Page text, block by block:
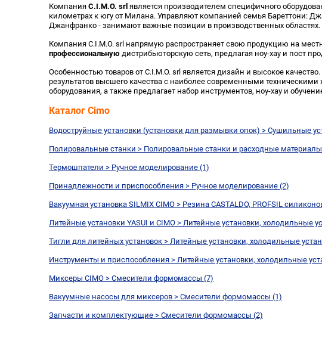
Компания C.I.M.O. srl является производителем специфичного
километрах к югу от Милана. Управляют компанией семья Бареттони:
Джанфранко - занимают важные позиции в производственных областях.
Компания C.I.M.O. srl напрямую распространяет свою продукцию на
профессиональную дистрибьюторскую сеть, предлагая ноу-хау и пост
Особенностью товаров от C.I.M.O. srl является дизайн и высокое качество.
результатов высшего качества с наиболее современными
оборудования, а также предлагает набор инструментов, ноу-хау и
Каталог Cimo
Водоструйные установки (установки для размывки опок) > Сушильные
Полировальные станки > Полировальные станки и расходные
Термошпатели > Ручное моделирование (1)
Принадлежности и приспособления > Ручное моделирование (2)
Вакуумная установка SILMIX CIMO > Резина CASTALDO, PROFSIL
Литейные установки YASUI и CIMO > Литейные установки, холодильные
Тигли для литейных установок > Литейные установки, холодильные
Инструменты и приспособления > Литейные установки, холодильные
Миксеры CIMO > Смесители формомассы (7)
Вакуумные насосы для миксеров > Смесители формомассы (1)
Запчасти и комплектующие > Смесители формомассы (2)